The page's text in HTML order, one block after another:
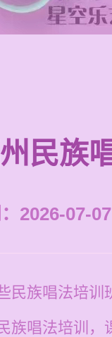
民族
2026-07-
民族唱法培训
族唱法培训